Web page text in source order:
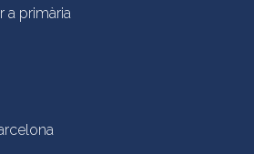
a primària